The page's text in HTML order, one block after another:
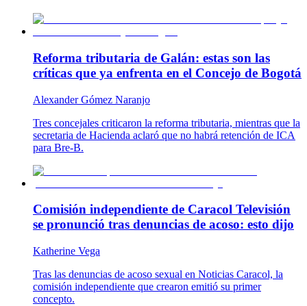
Reforma tributaria de Galán: estas son las
críticas que ya enfrenta en el Concejo de Bogotá
Alexander Gómez Naranjo
Tres concejales criticaron la reforma tributaria, mientras que la
secretaria de Hacienda aclaró que no habrá retención de ICA
para Bre-B.
Comisión independiente de Caracol Televisión
se pronunció tras denuncias de acoso: esto dijo
Katherine Vega
Tras las denuncias de acoso sexual en Noticias Caracol, la
comisión independiente que crearon emitió su primer
concepto.